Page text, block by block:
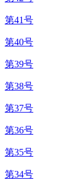
第41号
第40号
第39号
第38号
第37号
第36号
第35号
第34号